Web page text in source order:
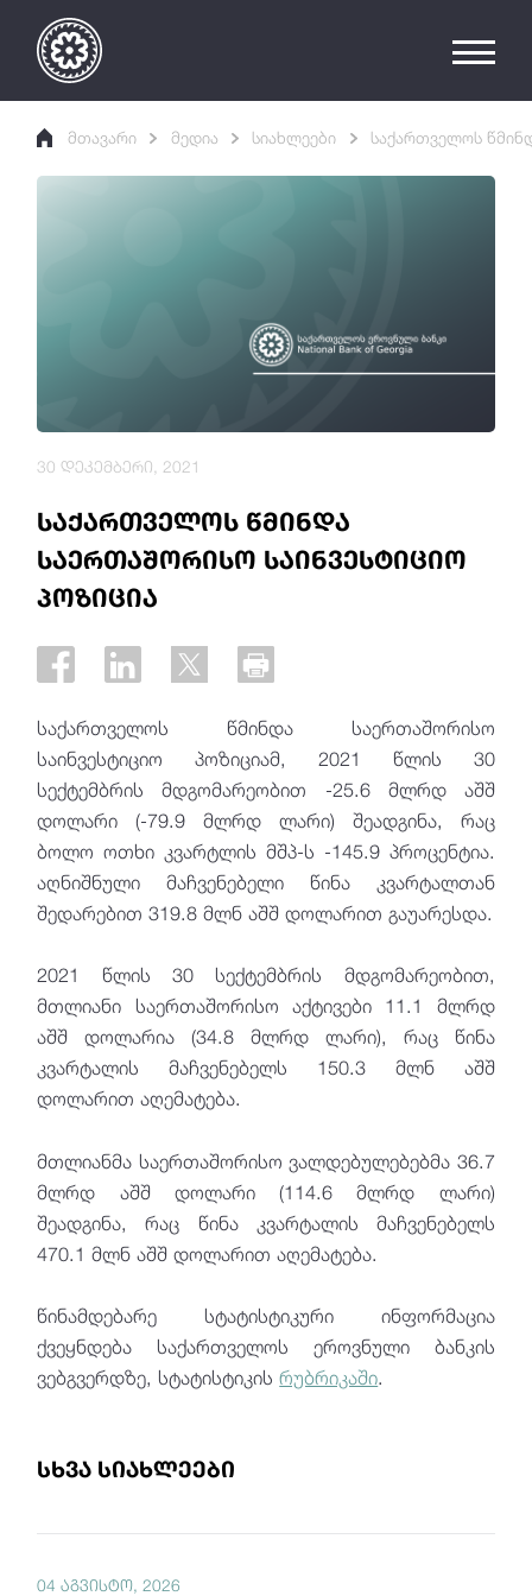
მთავარი მედია სიახლეები საქართველოს
საქართველოს წმინდა
საერთაშორისო საინვესტიციო
პოზიცია
30 დეკემბერი, 2021
საქართველოს წმინდა საერთაშორისო
საინვესტიციო პოზიციამ, 2021 წლის 30
სექტემბრის მდგომარეობით -25.6 მლრდ აშშ
დოლარი (-79.9 მლრდ ლარი) შეადგინა, რაც
ბოლო ოთხი კვარტლის მშპ-ს -145.9 პროცენტია.
აღნიშნული მაჩვენებელი წინა კვარტალთან
შედარებით 319.8 მლნ აშშ დოლარით გაუარესდა.
2021 წლის 30 სექტემბრის მდგომარეობით,
მთლიანი საერთაშორისო აქტივები 11.1 მლრდ
აშშ დოლარია (34.8 მლრდ ლარი), რაც წინა
კვარტალის მაჩვენებელს 150.3 მლნ აშშ
დოლარით აღემატება.
მთლიანმა საერთაშორისო ვალდებულებებმა 36.7
მლრდ აშშ დოლარი (114.6 მლრდ ლარი)
შეადგინა, რაც წინა კვარტალის მაჩვენებელს
470.1 მლნ აშშ დოლარით აღემატება.
წინამდებარე სტატისტიკური ინფორმაცია
ქვეყნდება საქართველოს ეროვნული ბანკის
ვებგვერდზე, სტატისტიკისრუბრიკაში.
სხვა სიახლეები
04 აგვისტო, 2026